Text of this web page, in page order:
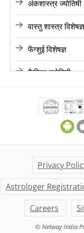
ज्योतिषी, लखनऊ
ज्योतिषी, चंडीगढ़
ज्योतिषी, चेन्नई
ज्योतिषी, अहमदाबाद
ज्योतिषी, जयपुर
ज्योतिषी, कर्नाटक
ज्योतिषी, केरल
अंकशास्त्र ज्योतिषी
वास्तु शास्त्र विशेषज्ञ
फेंग्शुई विशेषज्ञ
कैरियर ज्योतिषी
लव ज्योतिषी
फाइनेंस ज्योतिषी
मनी ज्योतिषी
डेली लाइफ ज्योतिषी
के पी ज्योतिषी
Privacy
Astrologer
Careers
© Netway India